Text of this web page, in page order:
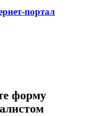
портал
форму